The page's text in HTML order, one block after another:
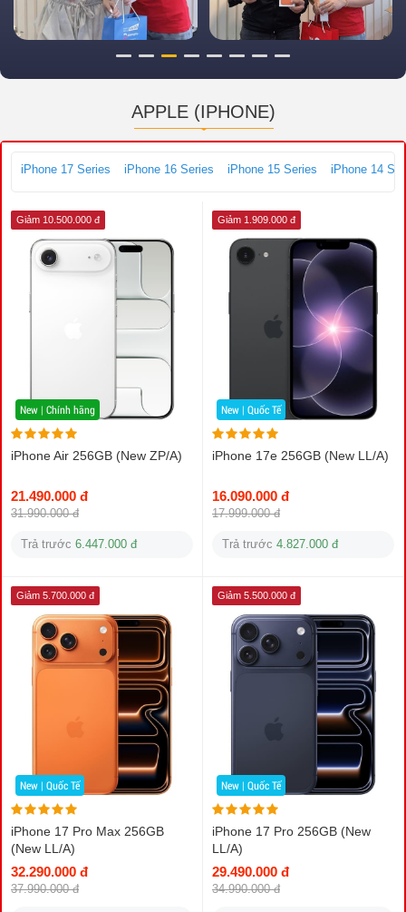
APPLE (IPHONE)
iPhone 17 Series iPhone 16 Series iPhone 15 Series iPhone 14
New | Chính hãng
Giảm 10.500.000 đ
iPhone Air 256GB (New ZP/A)
21.490.000 đ
31.990.000 đ
Trả trước 6.447.000 đ
New | Quốc Tế
Giảm 1.909.000 đ
iPhone 17e 256GB (New LL/A)
16.090.000 đ
17.999.000 đ
Trả trước 4.827.000 đ
New | Quốc Tế
Giảm 5.700.000 đ
iPhone 17 Pro Max 256GB
(New LL/A)
32.290.000 đ
37.990.000 đ
New | Quốc Tế
Giảm 5.500.000 đ
iPhone 17 Pro 256GB (New
LL/A)
29.490.000 đ
34.990.000 đ